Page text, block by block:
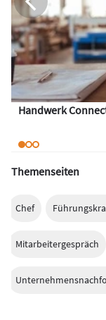
Handwerk
Themenseiten
Chef
Mitarbeitergespräch